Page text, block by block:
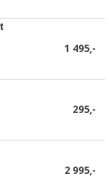
1 495,-
295,-
2 995,-